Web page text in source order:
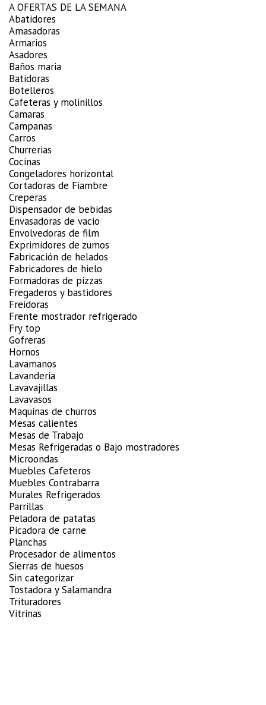
A OFERTAS DE LA SEMANA
Abatidores
Amasadoras
Armarios
Asadores
Baños maria
Batidoras
Botelleros
Cafeteras y molinillos
Camaras
Campanas
Carros
Churrerias
Cocinas
Congeladores horizontal
Cortadoras de Fiambre
Creperas
Dispensador de bebidas
Envasadoras de vacio
Envolvedoras de film
Exprimidores de zumos
Fabricación de helados
Fabricadores de hielo
Formadoras de pizzas
Fregaderos y bastidores
Freidoras
Frente mostrador refrigerado
Fry top
Gofreras
Hornos
Lavamanos
Lavanderia
Lavavajillas
Lavavasos
Maquinas de churros
Mesas calientes
Mesas de Trabajo
Mesas Refrigeradas o Bajo mostradores
Microondas
Muebles Cafeteros
Muebles Contrabarra
Murales Refrigerados
Parrillas
Peladora de patatas
Picadora de carne
Planchas
Procesador de alimentos
Sierras de huesos
Sin categorizar
Tostadora y Salamandra
Trituradores
Vitrinas